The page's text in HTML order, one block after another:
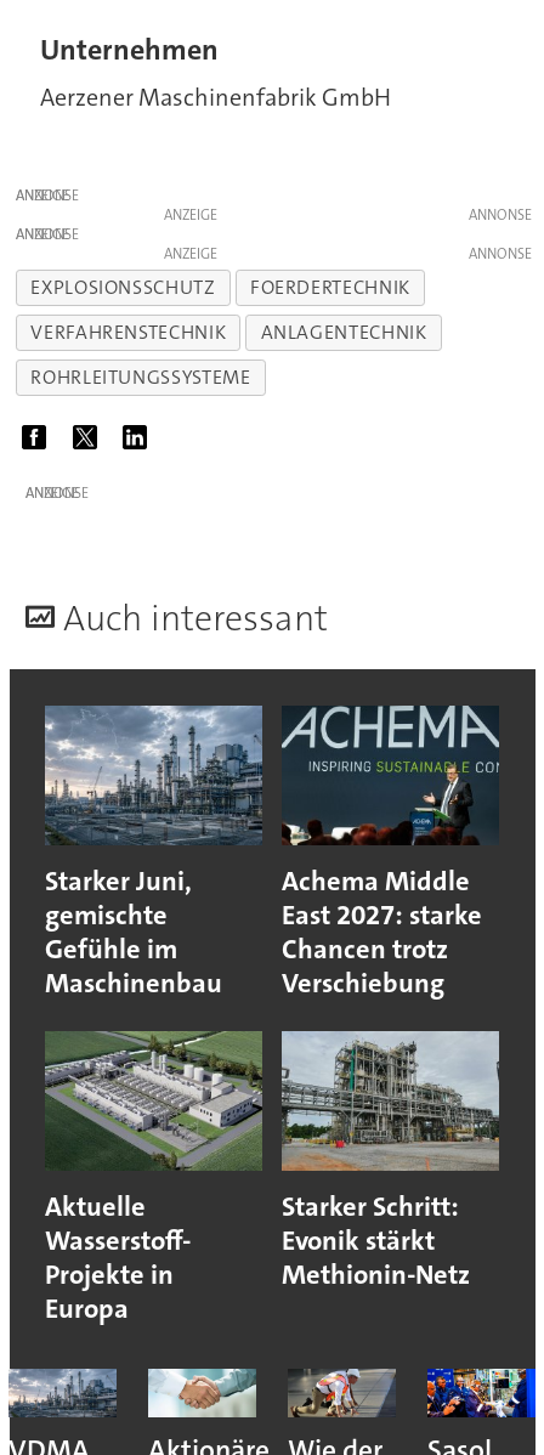
Unternehmen
Aerzener Maschinenfabrik GmbH
ANZEIGE
ANZEIGE
ANZEIGE
ANZEIGE
EXPLOSIONSSCHUTZ
FOERDERTECHNIK
VERFAHRENSTECHNIK
ANLAGENTECHNIK
ROHRLEITUNGSSYSTEME
ANZEIGE
Auch interessant
Starker Juni,
gemischte
Gefühle im
Maschinenbau
Achema Middle
East 2027: starke
Chancen trotz
Verschiebung
Aktuelle
Wasserstoff-
Projekte in
Europa
Starker Schritt:
Evonik stärkt
Methionin-Netz